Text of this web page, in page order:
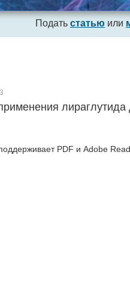
Подать статью или
PDF и Adobe